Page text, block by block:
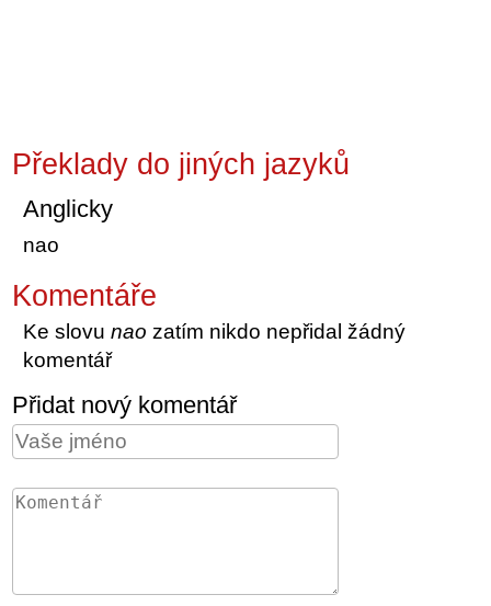
Překlady do jiných jazyků
Anglicky
nao
Komentáře
Ke slovunao zatím nikdo nepřidal žádný
komentář
Přidat nový komentář